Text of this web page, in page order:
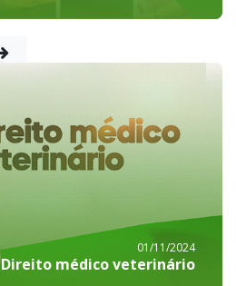
01/11/2024
Direito médico veterinário